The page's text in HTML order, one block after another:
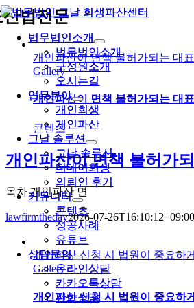
콘
텐
법무법인소개
법무법인소개
구성원소개
오시는길
업무분야
개인회생
개인파산
그날 솔루션
그날 솔루션
디데이회생
의뢰인 후기
커뮤니티
콘텐츠
성공사례
유튜브
상담문의
온라인상담
카카오톡상담
전화상담
법무법인소개
법무법인소개
구성원소개
오시는길
업무분야
개인회생
개인파산
그날 솔루션
그날 솔루션
디데이회생
의뢰인 후기
커뮤니티
콘텐츠
성공사례
유튜브
상담문의
온라인상담
카카오톡상담
전화상담
산법전문
개인파산이 면책 불허가되는 대
Gallery
개인파산이 면책 불허가되는 대
콘텐츠
개인파산이 면책 불허가
목차 개인파산 면
lawfirmtheday2026-07-26T16:10:12+09:00
개인파산 신청 시 법원이 중요하
Gallery
개인파산 신청 시 법원이 중요하